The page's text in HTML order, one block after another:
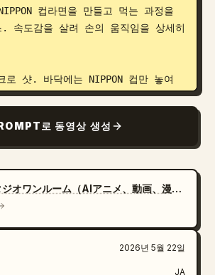
컵라면을 만들고 먹는 과정을
. 속도감을 살려 손의 움직임을 상세히
샷. 바닥에는 NIPPON 컵만 놓여
을 비춤. 주변음: 바람 소리, 새소리.
벗겨냄. 주변음: 뚜껑 벗기는 소리.
. 손이 바닥에 있는 작은 가스 버너를
로즈업. 엄지손가락으로 라이터를
번 실패함. 주변음: 라이터가 켜지지
로즈업. 두 번째 시도에 파란 불꽃
드 램프: 느리게 시작하다 점화 시
화 소리, 불꽃이 솟는 소리.
로 동영상 생성
@AIスタジオワンルーム（AIアニメ、動画、漫画）
2026년 5월 22일
JA